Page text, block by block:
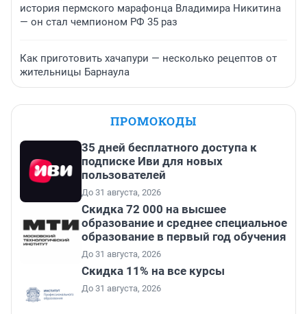
история пермского марафонца Владимира Никитина
— он стал чемпионом РФ 35 раз
Как приготовить хачапури — несколько рецептов от
жительницы Барнаула
ПРОМОКОДЫ
35 дней бесплатного доступа к
подписке Иви для новых
пользователей
До 31 августа, 2026
Скидка 72 000 на высшее
образование и среднее специальное
образование в первый год обучения
До 31 августа, 2026
Скидка 11% на все курсы
До 31 августа, 2026